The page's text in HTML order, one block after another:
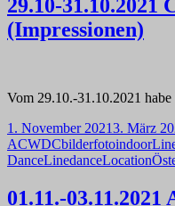
29.10-31.10.2021
(Impressionen)
Vom 29.10.-31.10.2021
1. November 20213. März
ACWDCbilderfotoindoor
DanceLinedanceLocation
01.11.-03.11.2021